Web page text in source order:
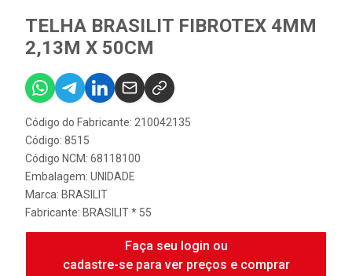
TELHA BRASILIT FIBROTEX 4MM
2,13M X 50CM
Código do Fabricante: 210042135
Código: 8515
Código NCM: 68118100
Embalagem: UNIDADE
Marca: BRASILIT
Fabricante: BRASILIT * 55
Faça seu login ou
cadastre-se para ver preços e comprar